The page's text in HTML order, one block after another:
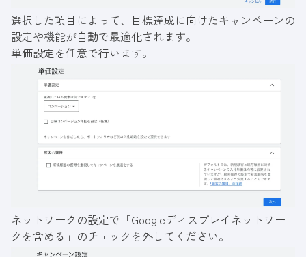
選択した項目によって、目標達成に向けたキャンペーンの
設定や機能が自動で最適化されます。
単価設定を任意で行います。
ネットワークの設定で「Googleディスプレイネットワー
クを含める」のチェックを外してください。